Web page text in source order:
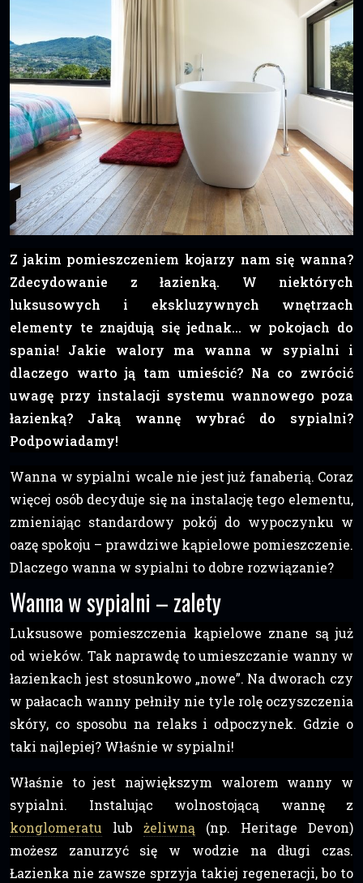
Z jakim pomieszczeniem kojarzy nam się wanna?
Zdecydowanie z łazienką. W niektórych
luksusowych i ekskluzywnych wnętrzach
elementy te znajdują się jednak… w pokojach do
spania! Jakie walory ma wanna w sypialni i
dlaczego warto ją tam umieścić? Na co zwrócić
uwagę przy instalacji systemu wannowego poza
łazienką? Jaką wannę wybrać do sypialni?
Podpowiadamy!
Wanna w sypialni wcale nie jest już fanaberią. Coraz
więcej osób decyduje się na instalację tego elementu,
zmieniając standardowy pokój do wypoczynku w
oazę spokoju – prawdziwe kąpielowe pomieszczenie.
Dlaczego wanna w sypialni to dobre rozwiązanie?
Wanna w sypialni – zalety
Luksusowe pomieszczenia kąpielowe znane są już
od wieków. Tak naprawdę to umieszczanie wanny w
łazienkach jest stosunkowo „nowe”. Na dworach czy
w pałacach wanny pełniły nie tyle rolę oczyszczenia
skóry, co sposobu na relaks i odpoczynek. Gdzie o
taki najlepiej? Właśnie w sypialni!
Właśnie to jest największym walorem wanny w
sypialni. Instalując wolnostojącą wannę z
konglomeratu lub żeliwną (np. Heritage Devon)
możesz zanurzyć się w wodzie na długi czas.
Łazienka nie zawsze sprzyja takiej regeneracji, bo to